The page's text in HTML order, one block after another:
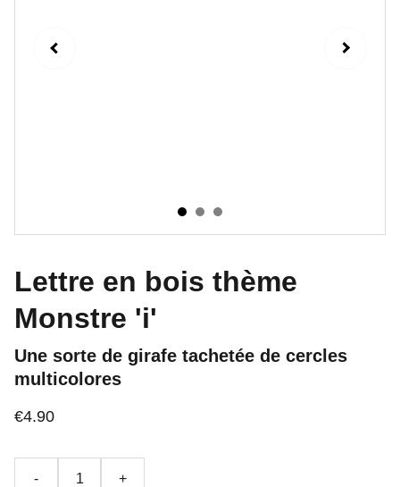
Lettre en bois thème
Monstre 'i'
Une sorte de girafe tachetée de cercles
multicolores
€4.90
- +